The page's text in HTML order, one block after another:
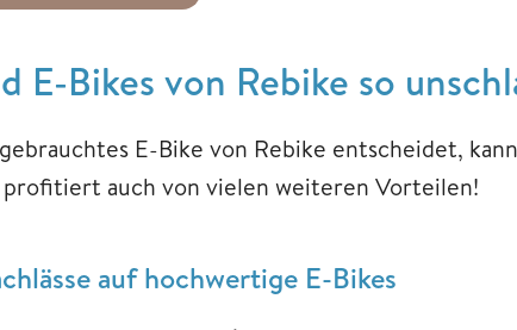
E-Bikes von Rebike so
E-Bike von Rebike entscheidet,
profitiert auch von vielen weiteren Vorteilen!
auf hochwertige E-Bikes